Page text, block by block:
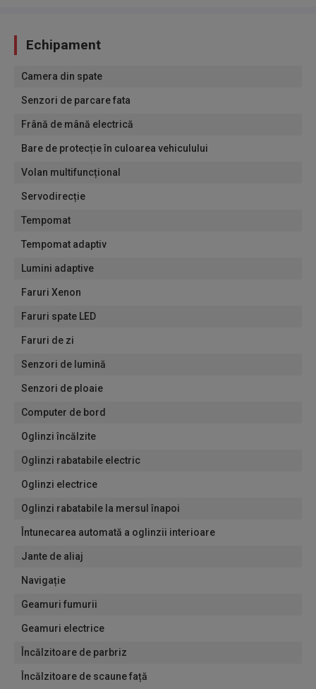
Echipament
Camera din spate
Senzori de parcare fata
Frână de mână electrică
Bare de protecție în culoarea vehiculului
Volan multifuncțional
Servodirecție
Tempomat
Tempomat adaptiv
Lumini adaptive
Faruri Xenon
Faruri spate LED
Faruri de zi
Senzori de lumină
Senzori de ploaie
Computer de bord
Oglinzi încălzite
Oglinzi rabatabile electric
Oglinzi electrice
Oglinzi rabatabile la mersul înapoi
Întunecarea automată a oglinzii interioare
Jante de aliaj
Navigație
Geamuri fumurii
Geamuri electrice
Încălzitoare de parbriz
Încălzitoare de scaune față